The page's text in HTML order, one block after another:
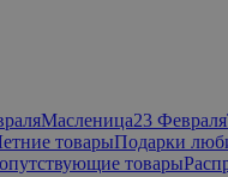
Масленица23 Февраля
товарыПодарки
товары